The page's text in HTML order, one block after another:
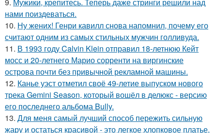
нами поиздеваться.
10. Ну жених! Генри кавилл снова напомнил, почему его
считают одним из самых стильных мужчин голливуда.
11. В 1993 году Calvin Klein отправил 18-летнюю Кейт
мосс и 20-летнего Марио сорренти на виргинские
острова почти без привычной рекламной машины.
12. Канье уэст отметил своё 49-летие выпуском нового
трека Gemini Season, который вошёл в делюкс - версию
его последнего альбома Bully.
13. Для меня самый лучший способ пережить сильную
жару и остаться красивой - это легкое хлопковое платье.